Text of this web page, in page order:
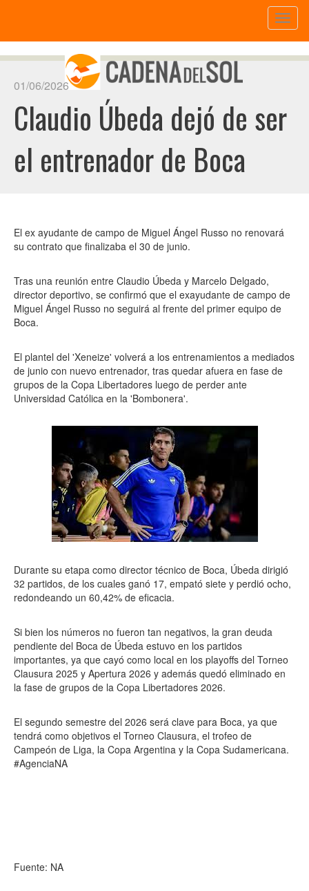
01/06/2026
Claudio Úbeda dejó de ser
el entrenador de Boca
El ex ayudante de campo de Miguel Ángel Russo no renovará
su contrato que finalizaba el 30 de junio.
Tras una reunión entre Claudio Úbeda y Marcelo Delgado,
director deportivo, se confirmó que el exayudante de campo de
Miguel Ángel Russo no seguirá al frente del primer equipo de
Boca.
El plantel del 'Xeneize' volverá a los entrenamientos a mediados
de junio con nuevo entrenador, tras quedar afuera en fase de
grupos de la Copa Libertadores luego de perder ante
Universidad Católica en la 'Bombonera'.
Durante su etapa como director técnico de Boca, Úbeda dirigió
32 partidos, de los cuales ganó 17, empató siete y perdió ocho,
redondeando un 60,42% de eficacia.
Si bien los números no fueron tan negativos, la gran deuda
pendiente del Boca de Úbeda estuvo en los partidos
importantes, ya que cayó como local en los playoffs del Torneo
Clausura 2025 y Apertura 2026 y además quedó eliminado en
la fase de grupos de la Copa Libertadores 2026.
El segundo semestre del 2026 será clave para Boca, ya que
tendrá como objetivos el Torneo Clausura, el trofeo de
Campeón de Liga, la Copa Argentina y la Copa Sudamericana.
#AgenciaNA
Fuente: NA